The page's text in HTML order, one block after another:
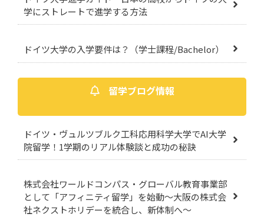
学にストレートで進学する方法
ドイツ大学の入学要件は？（学士課程/Bachelor）
留学ブログ情報
ドイツ・ヴュルツブルク工科応用科学大学でAI大学
院留学！1学期のリアル体験談と成功の秘訣
株式会社ワールドコンパス・グローバル教育事業部
として「アフィニティ留学」を始動～大阪の株式会
社ネクストホリデーを統合し、新体制へ～